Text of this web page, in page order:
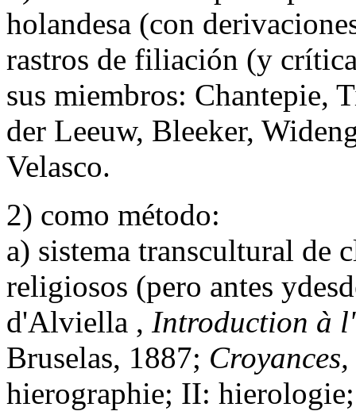
holandesa (con
rastros de filiación (y
sus miembros: Chantepie,
der Leeuw, Bleeker,
Velasco.
2) como método:
a) sistema transcultural de
religiosos (pero antes
d'Alviella , Introduction à
Bruselas, 1887;
hierographie; II: